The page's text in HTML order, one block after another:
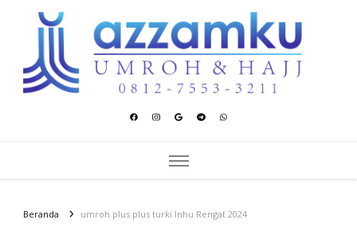
Azzamku Umroh dan Hajj
Beranda umroh plus plus turki Inhu Rengat 2024